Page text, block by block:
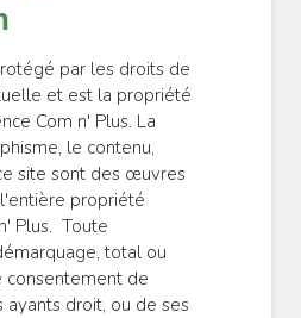
par les droits de
et est la propriété
Com n' Plus. La
le contenu,
site sont des œuvres
propriété
Plus. Toute
total ou
consentement de
ayants droit, ou de ses